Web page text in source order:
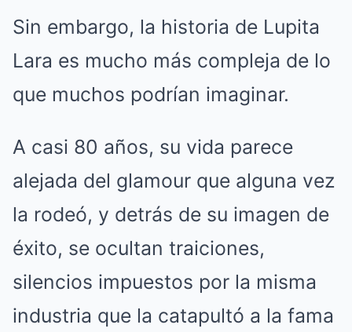
Sin embargo, la historia de Lupita
Lara es mucho más compleja de lo
que muchos podrían imaginar.
A casi 80 años, su vida parece
alejada del glamour que alguna vez
la rodeó, y detrás de su imagen de
éxito, se ocultan traiciones,
silencios impuestos por la misma
industria que la catapultó a la fama